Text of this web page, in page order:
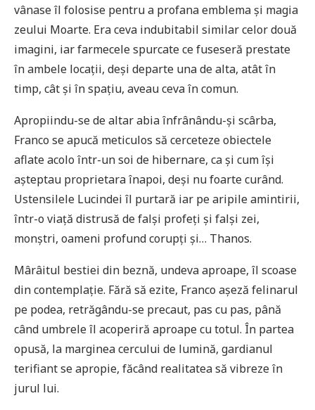
vânase îl folosise pentru a profana emblema și magia
zeului Moarte. Era ceva indubitabil similar celor două
imagini, iar farmecele spurcate ce fuseseră prestate
în ambele locații, deși departe una de alta, atât în
timp, cât și în spațiu, aveau ceva în comun.
Apropiindu-se de altar abia înfrânându-și scârba,
Franco se apucă meticulos să cerceteze obiectele
aflate acolo într-un soi de hibernare, ca și cum își
așteptau proprietara înapoi, deși nu foarte curând.
Ustensilele Lucindei îl purtară iar pe aripile amintirii,
într-o viață distrusă de falși profeți și falși zei,
monștri, oameni profund corupți și… Thanos.
Mârâitul bestiei din beznă, undeva aproape, îl scoase
din contemplație. Fără să ezite, Franco așeză felinarul
pe podea, retrăgându-se precaut, pas cu pas, până
când umbrele îl acoperiră aproape cu totul. În partea
opusă, la marginea cercului de lumină, gardianul
terifiant se apropie, făcând realitatea să vibreze în
jurul lui.